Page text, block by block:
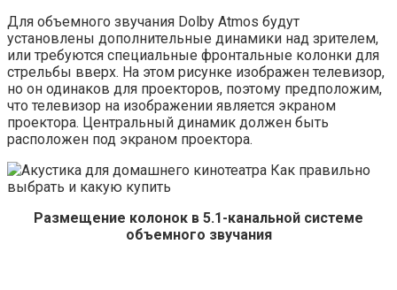
Для объемного звучания Dolby Atmos будут
установлены дополнительные динамики над зрителем,
или требуются специальные фронтальные колонки для
стрельбы вверх. На этом рисунке изображен телевизор,
но он одинаков для проекторов, поэтому предположим,
что телевизор на изображении является экраном
проектора. Центральный динамик должен быть
расположен под экраном проектора.
Размещение колонок в 5.1-канальной системе
объемного звучания